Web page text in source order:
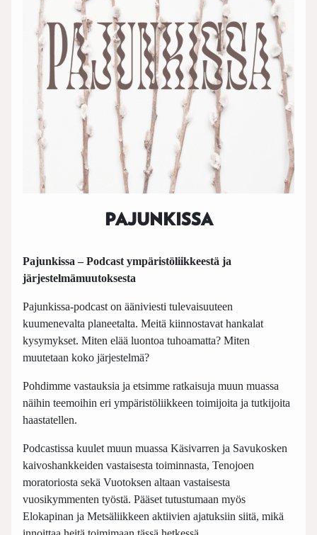
PAJUNKISSA
Pajunkissa – Podcast ympäristöliikkeestä ja
järjestelmämuutoksesta
Pajunkissa-podcast on ääniviesti tulevaisuuteen
kuumenevalta planeetalta. Meitä kiinnostavat hankalat
kysymykset. Miten elää luontoa tuhoamatta? Miten
muutetaan koko järjestelmä?
Pohdimme vastauksia ja etsimme ratkaisuja muun muassa
näihin teemoihin eri ympäristöliikkeen toimijoita ja tutkijoita
haastatellen.
Podcastissa kuulet muun muassa Käsivarren ja Savukosken
kaivoshankkeiden vastaisesta toiminnasta, Tenojoen
moratoriosta sekä Vuotoksen altaan vastaisesta
vuosikymmenten työstä. Pääset tutustumaan myös
Elokapinan ja Metsäliikkeen aktiivien ajatuksiin siitä, mikä